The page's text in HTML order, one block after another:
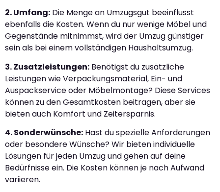
2. Umfang: Die Menge an Umzugsgut beeinflusst
ebenfalls die Kosten. Wenn du nur wenige Möbel und
Gegenstände mitnimmst, wird der Umzug günstiger
sein als bei einem vollständigen Haushaltsumzug.
3. Zusatzleistungen: Benötigst du zusätzliche
Leistungen wie Verpackungsmaterial, Ein- und
Auspackservice oder Möbelmontage? Diese Services
können zu den Gesamtkosten beitragen, aber sie
bieten auch Komfort und Zeitersparnis.
4. Sonderwünsche: Hast du spezielle Anforderungen
oder besondere Wünsche? Wir bieten individuelle
Lösungen für jeden Umzug und gehen auf deine
Bedürfnisse ein. Die Kosten können je nach Aufwand
variieren.